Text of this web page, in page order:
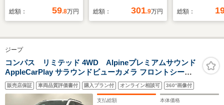
社外ナビゲーション
ア プッシュスタート
車 社外LEDヘッドラ
イト LEDフォグラン
プ
総額： 59.8万円
インチ ナビ/インテリ
ブレーキ/全方位モニ
援システム/シート フ
ルレザー/プロパイロ
ット/ヘッドランプ
LED
総額： 301.9万円
方位モニタ
総額：
ジープ
コンパス リミテッド 4WD Alpineプレミアムサウンド
AppleCarPlay サラウンドビューカメラ フロントシート
ヒーター ヒーテッドステアリングホイール ハンズフリー
パワーリフトゲート フロントパワーシート アダプティブ
クルーズコントロール
販売店保証 車両品質評価書付 購入プラン付 オンライン相談可 360°画像付
支払総額 本体価格